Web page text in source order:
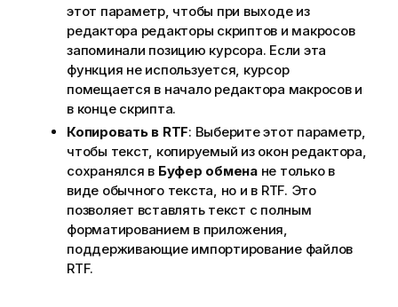
этот параметр, чтобы при выходе из
редактора редакторы скриптов и макросов
запоминали позицию курсора. Если эта
функция не используется, курсор
помещается в начало редактора макросов и
в конце скрипта.
Копировать в RTF: Выберите этот параметр,
чтобы текст, копируемый из окон редактора,
сохранялся в Буфер обменане только в
виде обычного текста, но и в RTF. Это
позволяет вставлять текст с полным
форматированием в приложения,
поддерживающие импортирование файлов
RTF.